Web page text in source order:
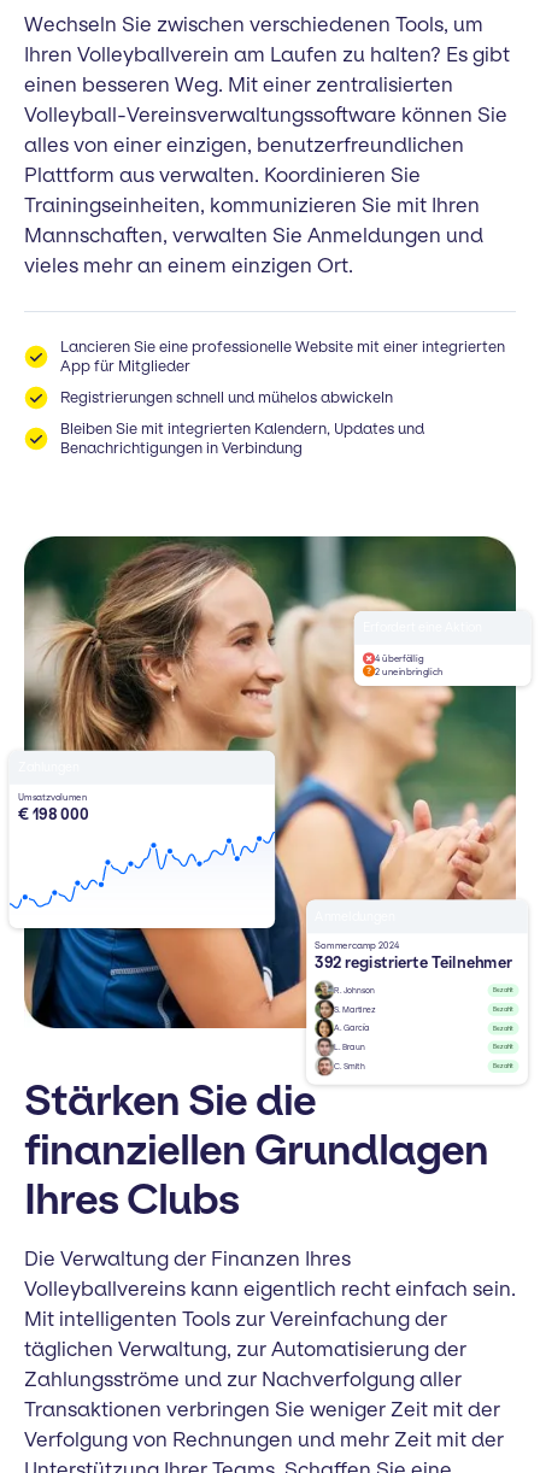
Wechseln Sie zwischen verschiedenen Tools, um
Ihren Volleyballverein am Laufen zu halten? Es gibt
einen besseren Weg. Mit einer zentralisierten
Volleyball-Vereinsverwaltungssoftware können Sie
alles von einer einzigen, benutzerfreundlichen
Plattform aus verwalten. Koordinieren Sie
Trainingseinheiten, kommunizieren Sie mit Ihren
Mannschaften, verwalten Sie Anmeldungen und
vieles mehr an einem einzigen Ort.
Lancieren Sie eine professionelle Website mit einer integrierten
App für Mitglieder
Registrierungen schnell und mühelos abwickeln
Bleiben Sie mit integrierten Kalendern, Updates und
Benachrichtigungen in Verbindung
Stärken Sie die
finanziellen Grundlagen
Ihres Clubs
Die Verwaltung der Finanzen Ihres
Volleyballvereins kann eigentlich recht einfach sein.
Mit intelligenten Tools zur Vereinfachung der
täglichen Verwaltung, zur Automatisierung der
Zahlungsströme und zur Nachverfolgung aller
Transaktionen verbringen Sie weniger Zeit mit der
Verfolgung von Rechnungen und mehr Zeit mit der
Umsatzvolumen
€ 198 000
4 überfällig
2 uneinbringlich
Sommercamp 2024
392 registrierte Teilnehmer
R. Johnson Bezahlt
S. Martinez Bezahlt
A. García Bezahlt
L. Braun Bezahlt
C. Smith Bezahlt